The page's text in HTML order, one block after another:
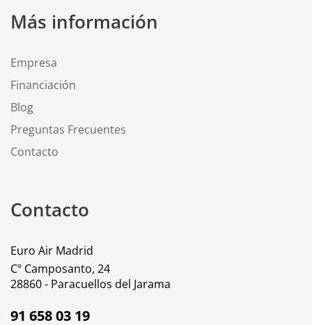
Más información
Empresa
Financiación
Blog
Preguntas Frecuentes
Contacto
Contacto
Euro Air Madrid
Cº Camposanto, 24
28860 - Paracuellos del Jarama
91 658 03 19